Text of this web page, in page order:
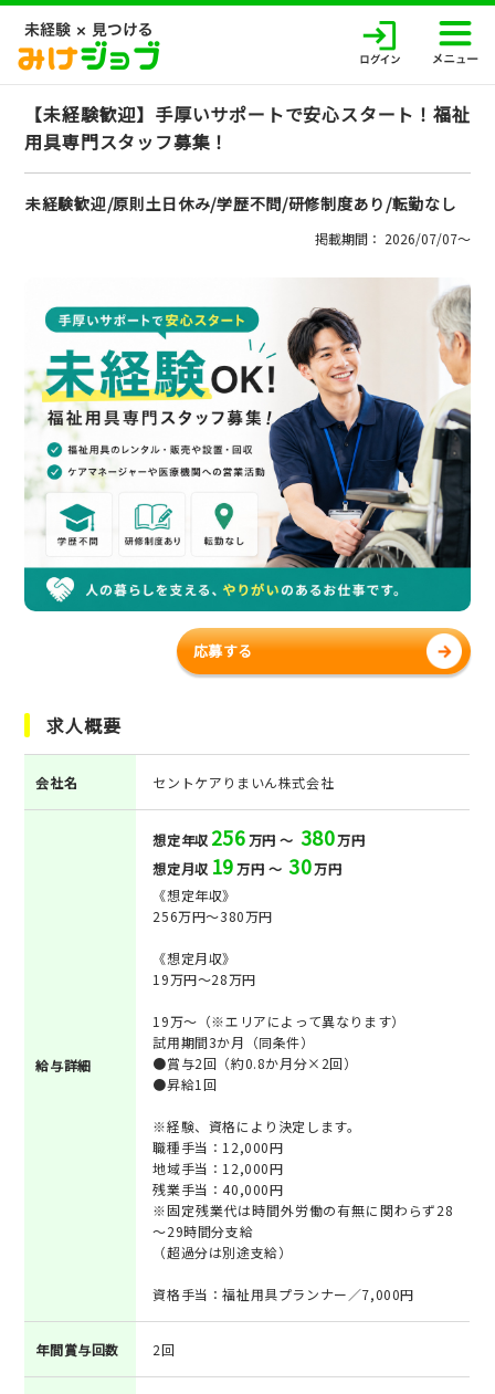
【未経験歓迎】手厚いサポートで安心スタート！福祉
用具専門スタッフ募集！
未経験歓迎/原則土日休み/学歴不問/研修制度あり/転勤なし
掲載期間： 2026/07/07〜
応募する
求人概要
会社名 セントケアりまいん株式会社
給与詳細
想定年収 256万円 ～ 380万円
想定月収 19万円 ～ 30万円
《想定年収》
256万円～380万円
《想定月収》
19万円～28万円
19万～（※エリアによって異なります）
試用期間3か月（同条件）
●賞与2回（約0.8か月分×2回）
●昇給1回
※経験、資格により決定します。
職種手当：12,000円
地域手当：12,000円
残業手当：40,000円
※固定残業代は時間外労働の有無に関わらず28
～29時間分支給
（超過分は別途支給）
資格手当：福祉用具プランナー／7,000円
年間賞与回数 2回